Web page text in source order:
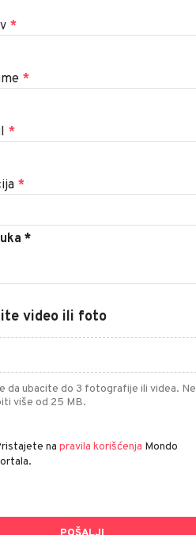
*
*
*
*
video ili foto
da ubacite do 3 fotografije ili videa. Ne
više od 25 MB.
na pravila korišćenja Mondo